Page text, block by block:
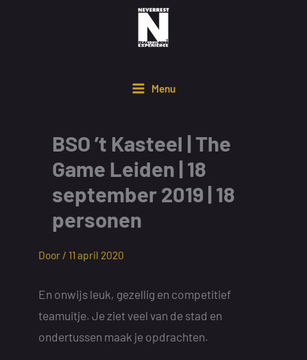
Menu
BSO ’t Kasteel | The
Game Leiden | 18
september 2019 | 18
personen
Door / 11 april 2020
En onwijs leuk, gezellig en competitief
teamuitje. Je ziet veel van de stad en
ondertussen maak je opdrachten.